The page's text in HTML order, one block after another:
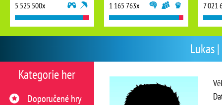
Lukas
Kategorie her
Doporučené hry
5 525 500x 1 165 763x 7 021